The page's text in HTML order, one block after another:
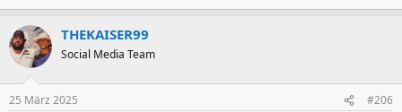
THEKAISER99
Social Media Team
25 März 2025 #206